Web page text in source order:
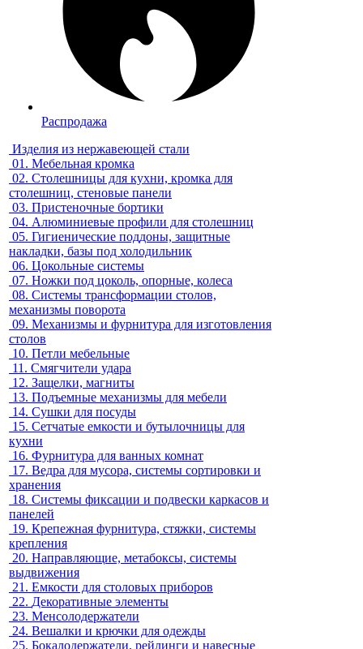
Распродажа
Изделия из нержавеющей стали
01. Мебельная кромка
02. Столешницы для кухни, кромка для
столешниц, стеновые панели
03. Пристеночные бортики
04. Алюминиевые профили для столешниц
05. Гигиенические поддоны, защитные
накладки, базы под холодильник
06. Цокольные системы
07. Ножки под цоколь, опорные, колеса
08. Системы трансформации столов,
механизмы поворота
09. Механизмы и фурнитура для изготовления
столов
10. Петли мебельные
11. Смягчители удара
12. Защелки, магниты
13. Подъемные механизмы для мебели
14. Сушки для посуды
15. Сетчатые емкости и бутылочницы для
кухни
16. Фурнитура для ванных комнат
17. Ведра для мусора, системы сортировки и
хранения
18. Системы фиксации и подвески каркасов и
панелей
19. Крепежная фурнитура, стяжки, системы
крепления
20. Направляющие, метабоксы, системы
выдвижения
21. Емкости для столовых приборов
22. Декоративные элементы
23. Менсолодержатели
24. Вешалки и крючки для одежды
25. Бокалодержатели, рейлинги и навесные